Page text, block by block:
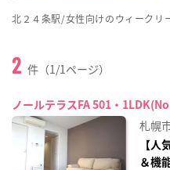
2 件（1/1ページ）
ノールテラスFA 501・
札幌
【
＆機